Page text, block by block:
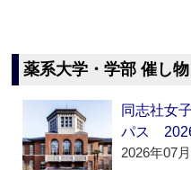
薬系大学・学部 催し物
同志社女
パス
2026年07